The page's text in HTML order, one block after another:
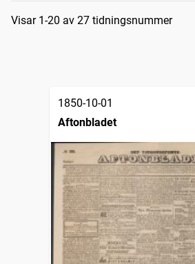
Sökresultat
Visar 1-20 av 27 tidningsnummer
1850-10-01
Aftonbladet